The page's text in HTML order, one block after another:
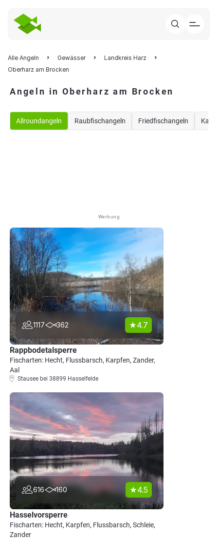
Alle Angeln Gewässer
Landkreis Harz
Oberharz am Brocken
Angeln in Oberharz am Brocken
Allroundangeln Raubfischangeln Friedfischangeln
Werbung
1117 362 4.7
Rappbodetalsperre
Fischarten: Hecht, Flussbarsch, Karpfen, Zander,
Aal
Stausee bei 38899 Hasselfelde
616 160 4.5
Hasselvorsperre
Fischarten: Hecht, Karpfen, Flussbarsch, Schleie,
Zander